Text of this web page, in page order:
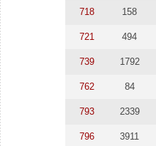
718 158
721 494
739 1792
762 84
793 2339
796 3911